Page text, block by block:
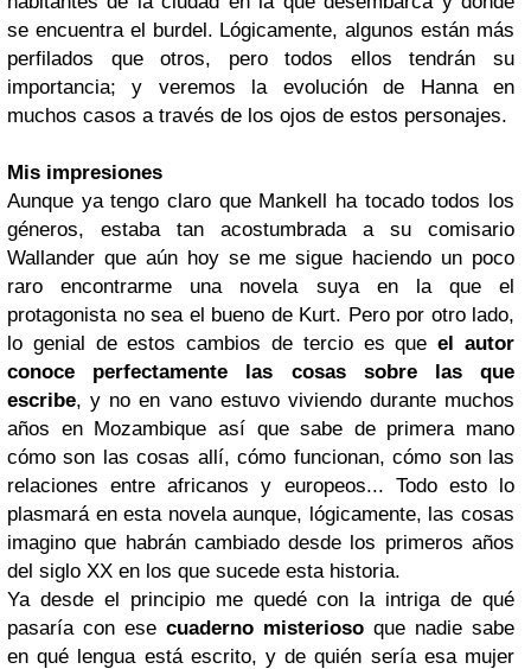
se encuentra el burdel. Lógicamente, algunos están más
perfilados que otros, pero todos ellos tendrán su
importancia; y veremos la evolución de Hanna en
muchos casos a través de los ojos de estos personajes.
Mis impresiones
Aunque ya tengo claro que Mankell ha tocado todos los
géneros, estaba tan acostumbrada a su comisario
Wallander que aún hoy se me sigue haciendo un poco
raro encontrarme una novela suya en la que el
protagonista no sea el bueno de Kurt. Pero por otro lado,
lo genial de estos cambios de tercio es queel autor
conoce perfectamente las cosas sobre las que
escribe, y no en vano estuvo viviendo durante muchos
años en Mozambique así que sabe de primera mano
cómo son las cosas allí, cómo funcionan, cómo son las
relaciones entre africanos y europeos... Todo esto lo
plasmará en esta novela aunque, lógicamente, las cosas
imagino que habrán cambiado desde los primeros años
del siglo XX en los que sucede esta historia.
Ya desde el principio me quedé con la intriga de qué
pasaría con ese cuaderno misterioso que nadie sabe
en qué lengua está escrito, y de quién sería esa mujer